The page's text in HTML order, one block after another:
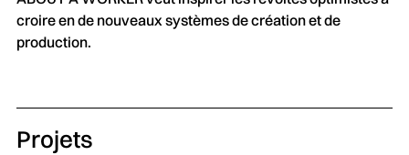
croire en de nouveaux systèmes de création et de
production.
Projets